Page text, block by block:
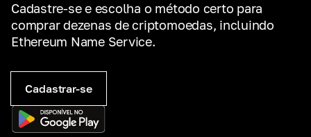
Cadastre-se e escolha o método certo para
comprar dezenas de criptomoedas, incluindo
Ethereum Name Service.
Cadastrar-se